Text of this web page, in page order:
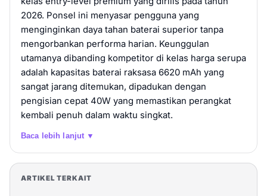
2026. Ponsel ini menyasar pengguna yang
menginginkan daya tahan baterai superior tanpa
mengorbankan performa harian. Keunggulan
utamanya dibanding kompetitor di kelas harga serupa
adalah kapasitas baterai raksasa 6620 mAh yang
sangat jarang ditemukan, dipadukan dengan
pengisian cepat 40W yang memastikan perangkat
kembali penuh dalam waktu singkat.
Baca lebih lanjut ▼
ARTIKEL TERKAIT